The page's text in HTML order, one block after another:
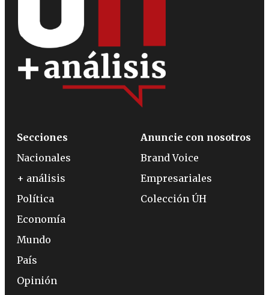
Secciones
Nacionales
+ análisis
Política
Economía
Mundo
País
Opinión
Anuncie con nosotros
Brand Voice
Empresariales
Colección ÚH